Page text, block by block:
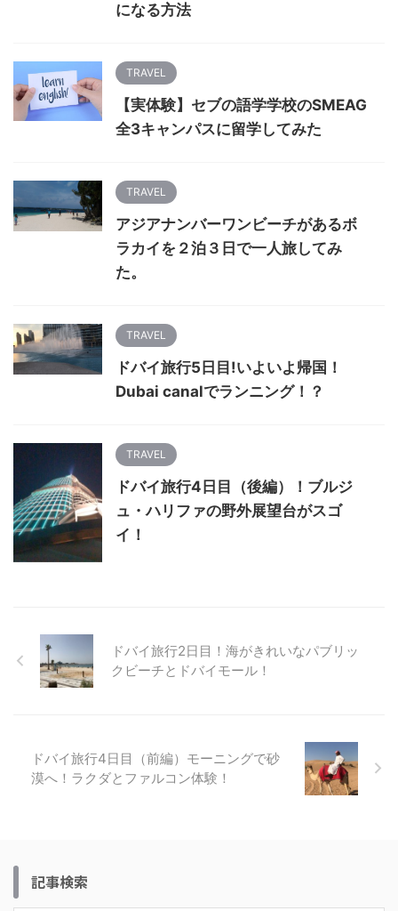
になる方法
TRAVEL
【実体験】セブの語学学校のSMEAG
全3キャンパスに留学してみた
TRAVEL
アジアナンバーワンビーチがあるボ
ラカイを２泊３日で一人旅してみ
た。
TRAVEL
ドバイ旅行5日目!いよいよ帰国！
Dubai canalでランニング！？
TRAVEL
ドバイ旅行4日目（後編）！ブルジ
ュ・ハリファの野外展望台がスゴ
イ！
ドバイ旅行2日目！海がきれいなパブリッ
クビーチとドバイモール！
ドバイ旅行4日目（前編）モーニングで砂
漠へ！ラクダとファルコン体験！
記事検索